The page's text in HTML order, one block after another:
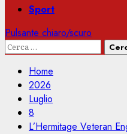
Sport
Pulsante chiaro/scuro
Ricerca
Home
2026
Luglio
8
L’Hermitage Veteran